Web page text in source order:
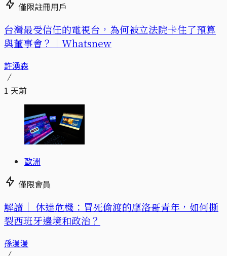
僅限註冊用戶
台灣最受信任的電視台，為何被立法院卡住了預算
與董事會？｜Whatsnew
許湧森
1 天前
歐洲
僅限會員
解讀｜ 休達危機：冒死偷渡的摩洛哥青年，如何撕
裂西班牙邊境和政治？
孫漫漫